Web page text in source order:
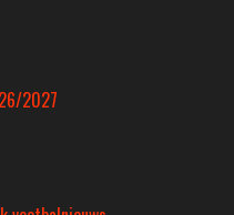
2027